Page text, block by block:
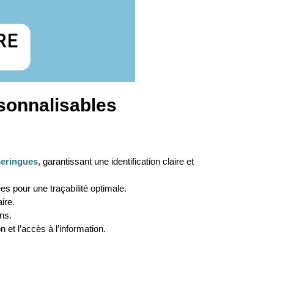
, garantissant une identification claire et
pour une traçabilité optimale.
et l’accès à l’information.